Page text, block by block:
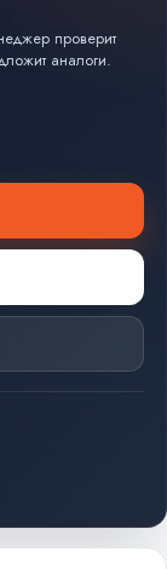
проверит
аналоги.